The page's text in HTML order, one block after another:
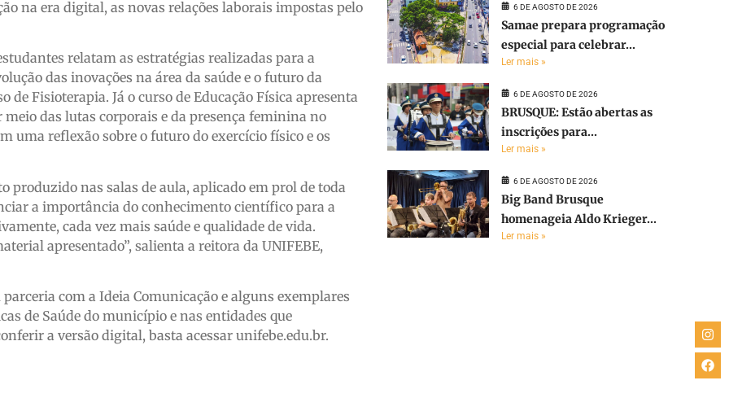
na era digital, as novas relações laborais impostas pelo
relatam as estratégias realizadas para a
das inovações na área da saúde e o futuro da
Fisioterapia. Já o curso de Educação Física apresenta
das lutas corporais e da presença feminina no
uma reflexão sobre o futuro do exercício físico e os
produzido nas salas de aula, aplicado em prol de toda
a importância do conhecimento científico para a
cada vez mais saúde e qualidade de vida.
apresentado”, salienta a reitora da UNIFEBE,
com a Ideia Comunicação e alguns exemplares
de Saúde do município e nas entidades que
a versão digital, basta acessar unifebe.edu.br.
6 DE AGOSTO DE 2026
Samae prepara programação
especial para celebrar...
Ler mais »
6 DE AGOSTO DE 2026
BRUSQUE: Estão abertas as
inscrições para...
Ler mais »
6 DE AGOSTO DE 2026
Big Band Brusque
homenageia Aldo Krieger...
Ler mais »